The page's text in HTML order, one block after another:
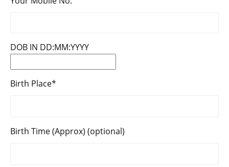
DOB IN DD:MM:YYYY
Birth Place*
Birth Time (Approx) (optional)